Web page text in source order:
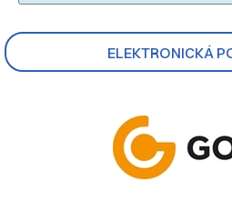
ELEKTRONICKÁ